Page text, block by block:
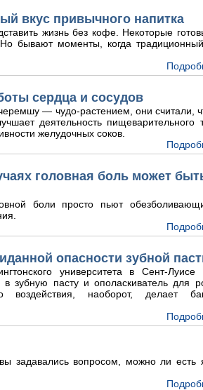
вкус привычного напитка
жизнь без кофе. Некоторые
бывают моменты, когда
сердца и сосудов
— чудо-растением, они считали,
деятельность пищеварительного
желудочных соков.
головная боль может
боли просто пьют
опасности зубной
университета в Сент-
зубную пасту и ополаскиватель для
воздействия, наоборот, делает
задавались вопросом, можно ли есть